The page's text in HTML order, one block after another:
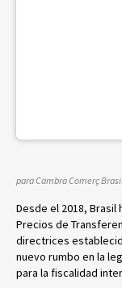
para Cambra Comerç
Desde el 2018,
Precios de
directrices
nuevo rumbo en la
para la fiscalidad